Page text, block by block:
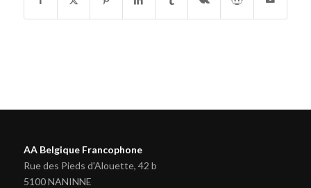
AA Belgique Francophone
Rue des Pieds d'Alouette, 42 b
5100 NANINNE